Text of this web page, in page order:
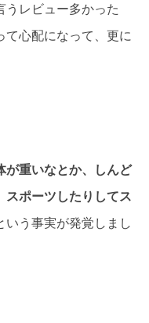
うレビュー多かった
て心配になって、更に
が重いなとか、しんど
スポーツしたりしてス
いう事実が発覚しまし